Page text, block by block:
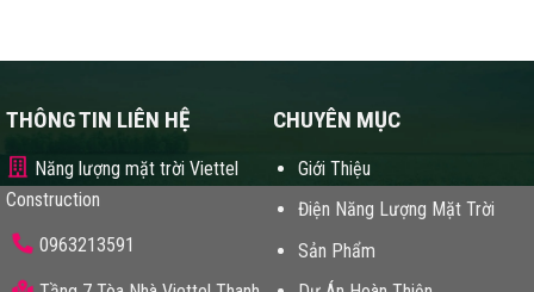
THÔNG TIN LIÊN HỆ
Năng lượng mặt trời Viettel
Construction
0963213591
CHUYÊN MỤC
Giới Thiệu
Điện Năng Lượng Mặt Trời
Sản Phẩm